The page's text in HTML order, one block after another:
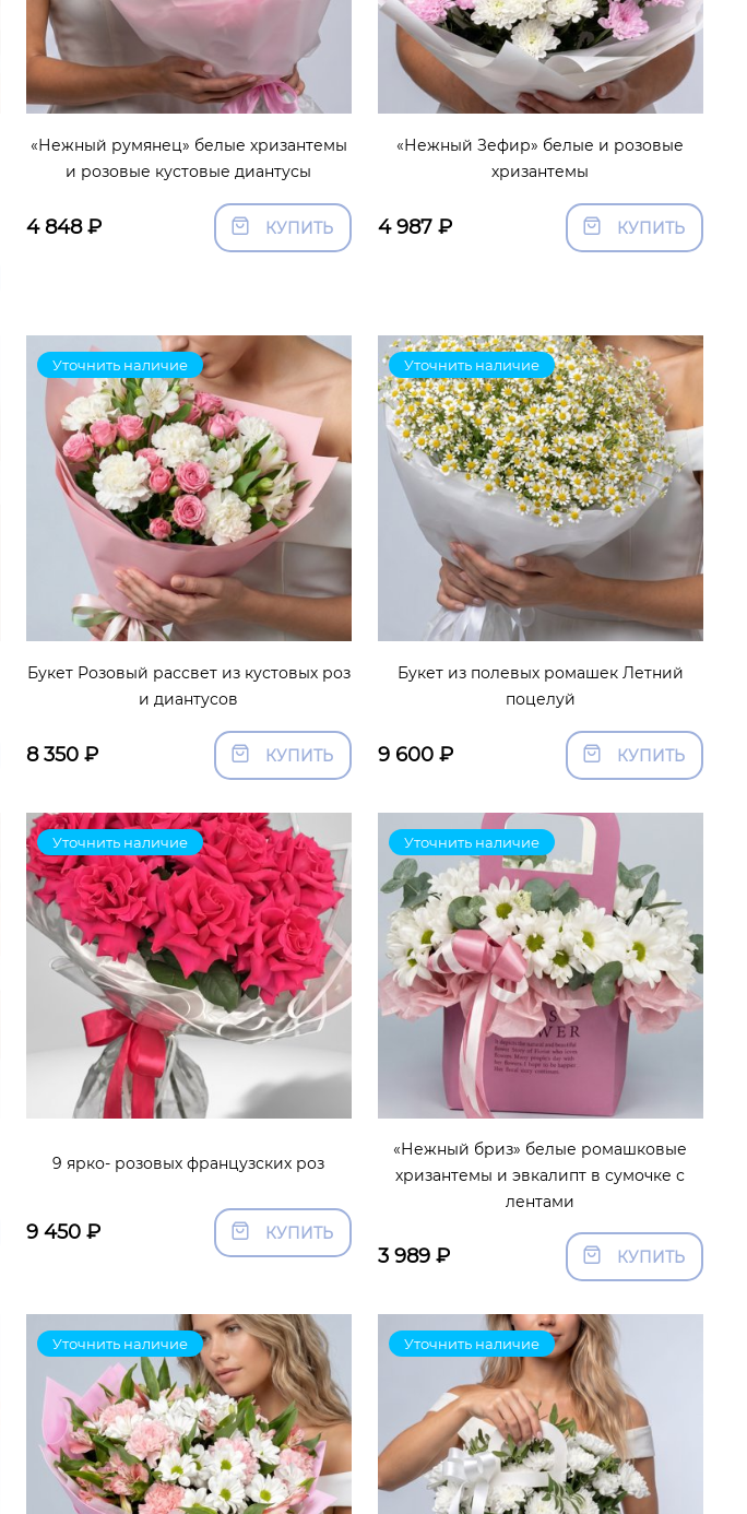
«Нежный румянец» белые хризантемы
и розовые кустовые диантусы
4 848₽ КУПИТЬ
«Нежный Зефир» белые и розовые
хризантемы
4 987₽ КУПИТЬ
Уточнить наличие
Букет Розовый рассвет из кустовых роз
и диантусов
8 350₽ КУПИТЬ
Уточнить наличие
Букет из полевых ромашек Летний
поцелуй
9 600₽ КУПИТЬ
Уточнить наличие
9 ярко- розовых французских роз
9 450₽ КУПИТЬ
Уточнить наличие
«Нежный бриз» белые ромашковые
хризантемы и эвкалипт в сумочке с
лентами
3 989₽ КУПИТЬ
Уточнить наличие Уточнить наличие